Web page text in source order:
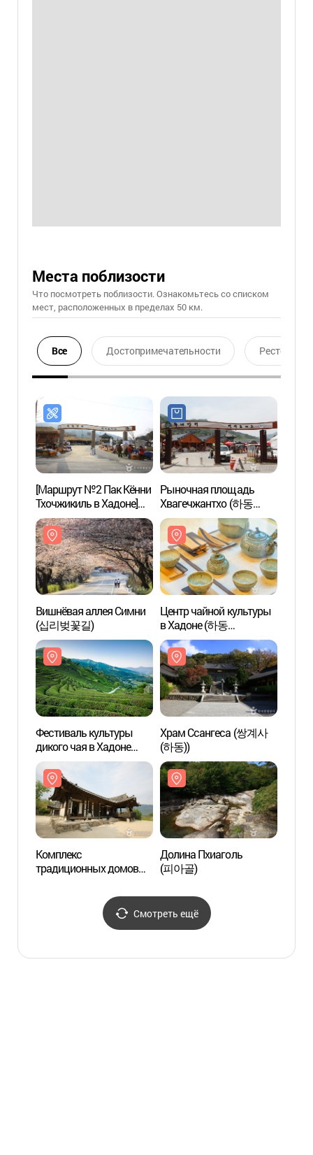
Места поблизости
Что посмотреть поблизости. Ознакомьтесь со списком
мест, расположенных в пределах 50 км.
Все Достопримечательности Ресторан
[Маршрут №2 Пак Кённи
Тхочжикиль в Хадоне]
Вишнёвая аллея Симни -
храм Куксаам ([하동
박경리 토지길 2코스]
십리벚꽃길~국사암)
Рыночная площадь
Хвагечжантхо (하동
화개장터)
Вишнёвая аллея Симни
(십리벚꽃길)
Центр чайной культуры
в Хадоне (하동
차문화센터)
Фестиваль культуры
дикого чая в Хадоне
(하동야생차문화축제)
Храм Ссангеса (쌍계사
(하동))
Комплекс
традиционных домов
Долина Пхиаголь
(피아골)
Смотреть ещё